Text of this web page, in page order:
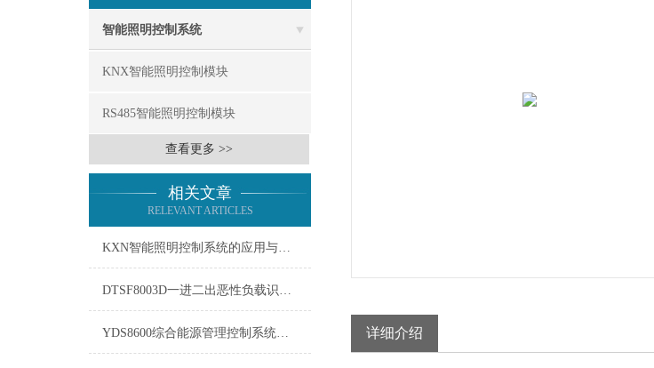
智能照明控制系统
KNX智能照明控制模块
RS485智能照明控制模块
查看更多 >>
相关文章
RELEVANT ARTICLES
KXN智能照明控制系统的应用与发展
DTSF8003D一进二出恶性负载识别智能电表技术参数
YDS8600综合能源管理控制系统：实现能源高效利用的智能中枢 详细介绍